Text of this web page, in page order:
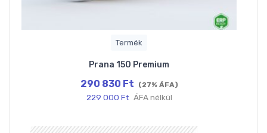
Termék
Prana 150 Premium
290 830 Ft (27% ÁFA)
229 000 Ft ÁFA nélkül